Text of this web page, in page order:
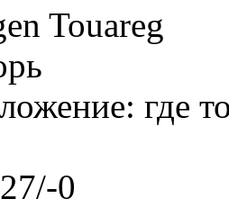
Touareg
где
0